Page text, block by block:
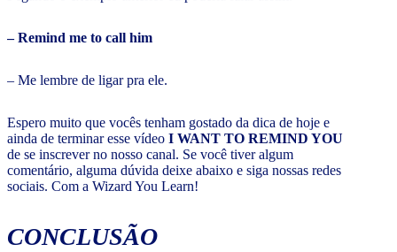
– Remind me to call him
– Me lembre de ligar pra ele.
Espero muito que vocês tenham gostado da dica de hoje e
ainda de terminar esse vídeo I WANT TO REMIND YOU
de se inscrever no nosso canal. Se você tiver algum
comentário, alguma dúvida deixe abaixo e siga nossas redes
sociais. Com a Wizard You Learn!
CONCLUSÃO